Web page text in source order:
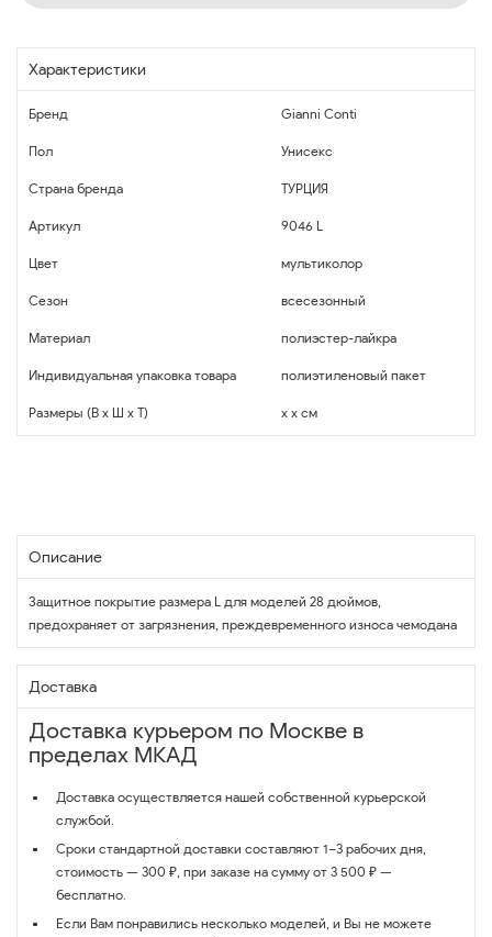
Характеристики
Бренд Gianni Conti
Пол Унисекс
Страна бренда ТУРЦИЯ
Артикул 9046 L
Цвет мультиколор
Сезон всесезонный
Материал полиэстер-лайкра
Индивидуальная упаковка товара полиэтиленовый пакет
Размеры (В x Ш x Т) x x см
Описание
Защитное покрытие размера L для моделей 28 дюймов,
предохраняет от загрязнения, преждевременного износа чемодана
Доставка
Доставка курьером по Москве в
пределах МКАД
Доставка осуществляется нашей собственной курьерской
службой.
Сроки стандартной доставки составляют 1–3 рабочих дня,
стоимость — 300 ₽, при заказе на сумму от 3 500 ₽ —
бесплатно.
Если Вам понравились несколько моделей, и Вы не можете